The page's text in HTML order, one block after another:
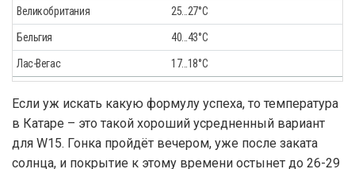
Великобритания 25...27°C
Бельгия 40...43°C
Лас-Вегас 17...18°C
Если уж искать какую формулу успеха, то температура
в Катаре – это такой хороший усредненный вариант
для W15. Гонка пройдёт вечером, уже после заката
солнца, и покрытие к этому времени остынет до 26-29